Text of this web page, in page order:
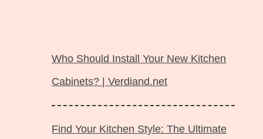
Who Should Install Your New Kitchen
Cabinets? | Verdiand.net
Find Your Kitchen Style: The Ultimate